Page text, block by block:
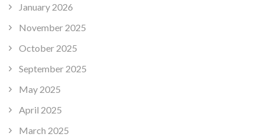
January 2026
November 2025
October 2025
September 2025
May 2025
April 2025
March 2025